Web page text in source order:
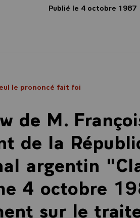
Publié le 4 octobre 1987
le prononcé fait foi
de M.
de la
argentin
4 octobre
sur le